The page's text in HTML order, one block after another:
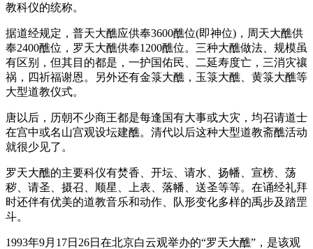
教科仪的统称。
据道经规定，普天大醮应供奉3600醮位(即神位)，周天大醮供
奉2400醮位，罗天大醮供奉1200醮位。三种大醮做法、规模虽
有区别，但其目的都是，一护国佑民、二延寿度亡，三消灾禳
祸，四祈福谢恩。另外还有金箓大醮，玉箓大醮、黄箓大醮等
大型道教仪式。
唐以后，历朝不少商王都是每逢国有大事或大灾，均召请道士
在宫中或名山宫观设坛建醮。清代以后这种大型道教斋醮活动
就很少见了。
罗天大醮的主要科仪有焚香、开坛、请水、扬幡、宣榜、荡
秽、请圣、摄召、顺星、上表、落幡、送圣等等。在诵经礼拜
时还伴有优美的道教音乐和动作、队形变化多样的禹步及踏罡
斗。
1993年9月17日26日在北京白云观举办的“罗天大醮”，是该观